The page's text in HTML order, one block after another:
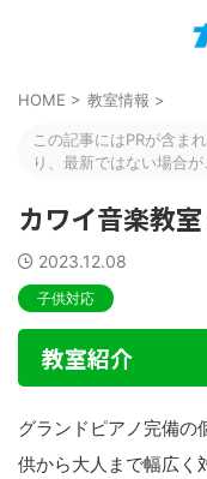
HOME > 教室情報 >
この記事にはPRが含ま
り、最新ではない場合が
カワイ音楽教
2023.12.08
子供対応
教室紹介
グランドピアノ完備の
供から大人まで幅広く